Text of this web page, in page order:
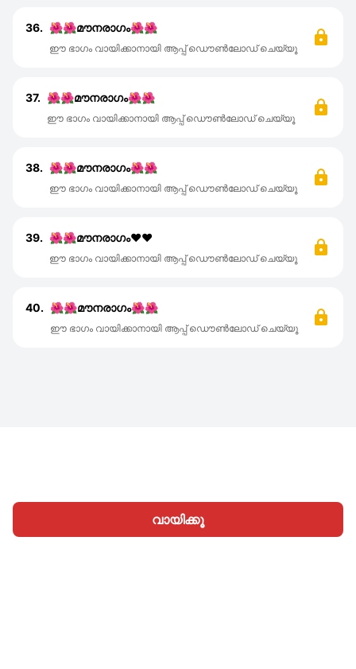
വായിക്കൂ
36. 🌺🌺മൗനരാഗം🌺🌺
ഈ ഭാഗം വായിക്കാനായി ആപ്പ് ഡൌൺലോഡ് ചെയ്യൂ
37. 🌺🌺മൗനരാഗം🌺🌺
ഈ ഭാഗം വായിക്കാനായി ആപ്പ് ഡൌൺലോഡ് ചെയ്യൂ
38. 🌺🌺മൗനരാഗം🌺🌺
ഈ ഭാഗം വായിക്കാനായി ആപ്പ് ഡൌൺലോഡ് ചെയ്യൂ
39. 🌺🌺മൗനരാഗം❤️❤️
ഈ ഭാഗം വായിക്കാനായി ആപ്പ് ഡൌൺലോഡ് ചെയ്യൂ
40. 🌺🌺മൗനരാഗം🌺🌺
ഈ ഭാഗം വായിക്കാനായി ആപ്പ് ഡൌൺലോഡ് ചെയ്യൂ
ഹോം വിഭാഗങ്ങള്‍ എഴുതൂ ലേഖനങ്ങൾ സൈനിന്‍